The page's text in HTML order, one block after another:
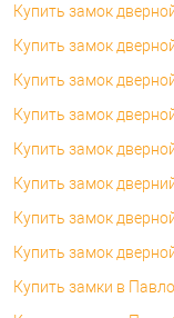
Купить замок
Купить замок
Купить замок
Купить замок
Купить замок
Купить замок
Купить замок
Купить замок
Купить замки в